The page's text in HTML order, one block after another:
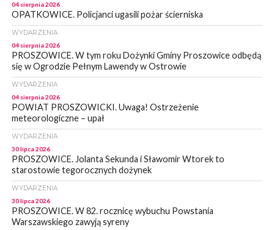
04 sierpnia 2026
OPATKOWICE. Policjanci ugasili pożar ścierniska
WYDARZENIA
04 sierpnia 2026
PROSZOWICE. W tym roku Dożynki Gminy Proszowice odbędą
się w Ogrodzie Pełnym Lawendy w Ostrowie
WYDARZENIA
04 sierpnia 2026
POWIAT PROSZOWICKI. Uwaga! Ostrzeżenie
meteorologiczne – upał
WYDARZENIA
30 lipca 2026
PROSZOWICE. Jolanta Sekunda i Sławomir Wtorek to
starostowie tegorocznych dożynek
WYDARZENIA
30 lipca 2026
PROSZOWICE. W 82. rocznicę wybuchu Powstania
Warszawskiego zawyją syreny